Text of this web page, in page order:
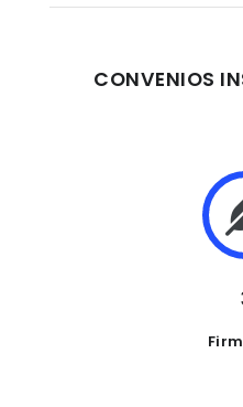
CONVENIOS